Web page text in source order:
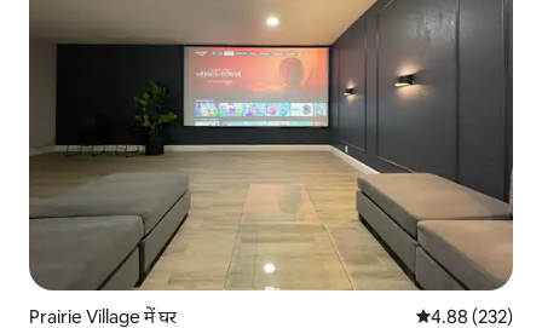
Prairie Village में घर औसत रेटिंग 5 में से
4.88 (232)